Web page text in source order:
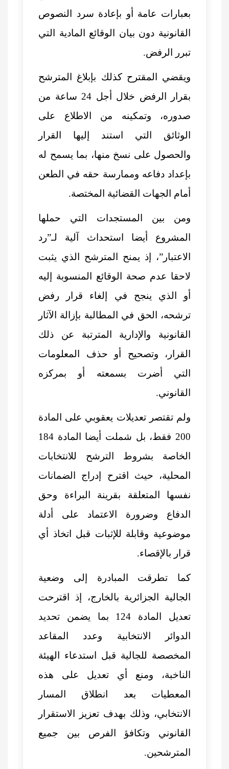
بعبارات عامة أو بإعادة سرد النصوص
القانونية دون بيان الوقائع المادية التي
تبرر الرفض.
ويقضي المقترح كذلك بإبلاغ المترشح
بقرار الرفض خلال أجل 24 ساعة من
صدوره، وتمكينه من الاطلاع على
الوثائق التي استند إليها القرار
والحصول على نسخ منها، بما يسمح له
بإعداد دفاعه وممارسة حقه في الطعن
أمام الجهات القضائية المختصة.
ومن بين المستجدات التي حملها
المشروع أيضا استحداث آلية لـ”رد
الاعتبار”، إذ يمنح المترشح الذي يثبت
لاحقا عدم صحة الوقائع المنسوبة إليه
أو الذي ينجح في إلغاء قرار رفض
ترشحه، الحق في المطالبة بإزالة الآثار
القانونية والإدارية المترتبة عن ذلك
القرار، وتصحيح أو حذف المعلومات
التي أضرت بسمعته أو بمركزه
القانوني.
ولم تقتصر تعديلات يعقوبي على المادة
200 فقط، بل شملت أيضا المادة 184
الخاصة بشروط الترشح للانتخابات
المحلية، حيث اقترح إدراج الضمانات
نفسها المتعلقة بقرينة البراءة وحق
الدفاع وضرورة الاعتماد على أدلة
موضوعية وقابلة للإثبات قبل اتخاذ أي
قرار بالإقصاء.
كما تطرقت المبادرة إلى وضعية
الجالية الجزائرية بالخارج، إذ اقترحت
تعديل المادة 124 بما يضمن تحديد
الدوائر الانتخابية وعدد المقاعد
المخصصة للجالية قبل استدعاء الهيئة
الناخبة، ومنع أي تعديل على هذه
المعطيات بعد انطلاق المسار
الانتخابي، وذلك بهدف تعزيز الاستقرار
القانوني وتكافؤ الفرص بين جميع
المترشحين.